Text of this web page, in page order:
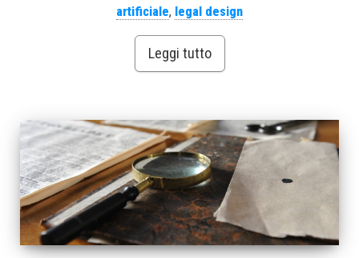
artificiale, legal design
Leggi tutto